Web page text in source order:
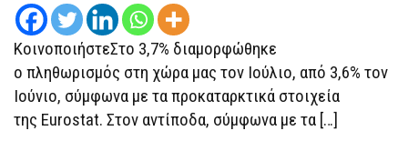
ΚοινοποιήστεΣτο 3,7% διαμορφώθηκε
ο πληθωρισμός στη χώρα μας τον Ιούλιο, από 3,6% τον
Ιούνιο, σύμφωνα με τα προκαταρκτικά στοιχεία
της Eurostat. Στον αντίποδα, σύμφωνα με τα […]